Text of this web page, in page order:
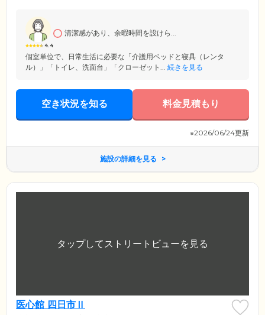
4.4
清潔感があり、余暇時間を設けら...
個室単位で、日常生活に必要な「介護用ベッドと寝具（レンタ
ル）」「トイレ、洗面台」「クローゼット... 続きを見る
空き状況を知る 料金見積もり
※2026/06/24更新
施設の詳細を見る
医心館 四日市Ⅱ